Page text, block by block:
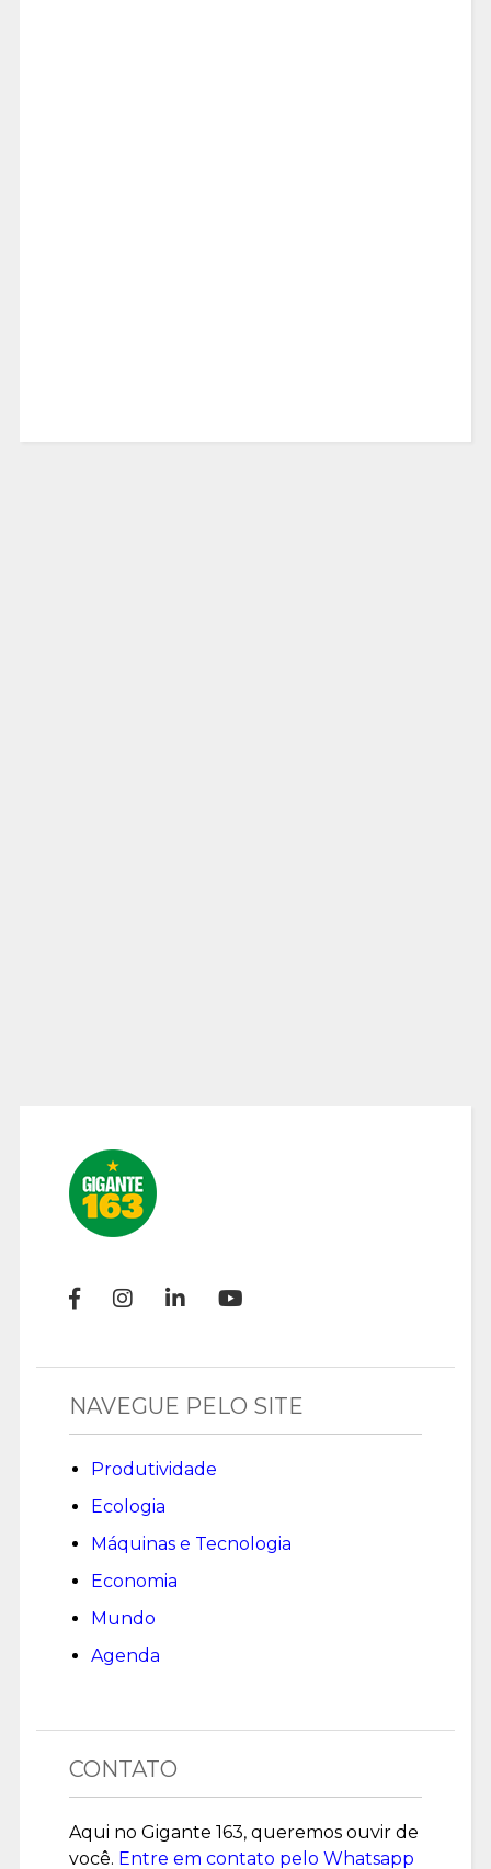
NAVEGUE PELO SITE
Produtividade
Ecologia
Máquinas e Tecnologia
Economia
Mundo
Agenda
CONTATO
Aqui no Gigante 163, queremos ouvir de
você. Entre em contato pelo Whatsapp